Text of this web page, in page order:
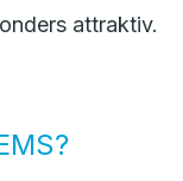
attraktiv.